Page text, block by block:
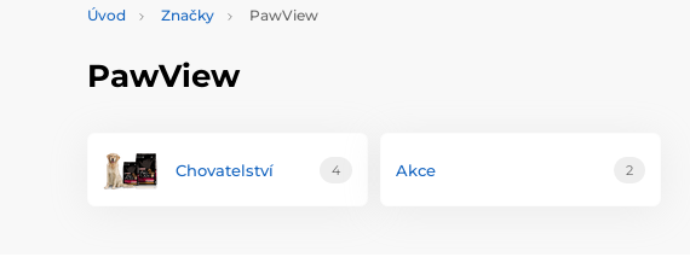
Úvod Značky PawView
PawView
Chovatelství 4 Akce 2